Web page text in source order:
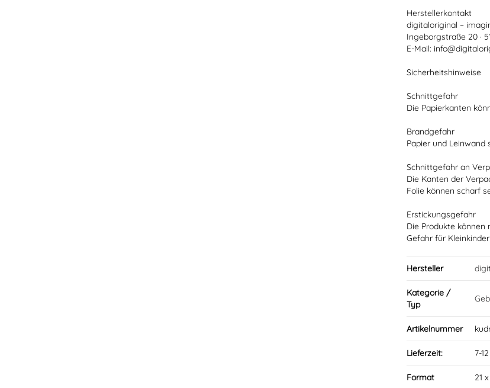
Herstellerkontakt
digitaloriginal –
Ingeborgstraße 20 ·
E-Mail:
Sicherheitshinweise
Schnittgefahr
Die Papierkanten
Brandgefahr
Papier und
Schnittgefahr an
Die Kanten der
Folie können scharf
Erstickungsgefahr
Die Produkte können
Gefahr für
Hersteller
Kategorie /
Typ
Artikelnummer
Lieferzeit: 7-
Format 21